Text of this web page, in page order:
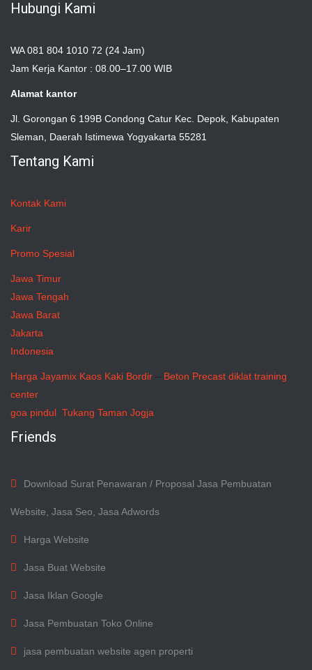
Hubungi Kami
WA 081 804 1010 72 (24 Jam)
Jam Kerja Kantor : 08.00–17.00 WIB
Alamat kantor
Jl. Gorongan 6 199B Condong Catur Kec. Depok, Kabupaten
Sleman, Daerah Istimewa Yogyakarta 55281
Tentang Kami
Kontak Kami
Karir
Promo Spesial
Jawa Timur
Jawa Tengah
Jawa Barat
Jakarta
Indonesia
Harga Jayamix Kaos Kaki Bordir – Beton Precast diklat training
center
goa pindul Tukang Taman Jogja
Friends
Download Surat Penawaran / Proposal Jasa Pembuatan
Website, Jasa Seo, Jasa Adwords
Harga Website
Jasa Buat Website
Jasa Iklan Google
Jasa Pembuatan Toko Online
jasa pembuatan website agen properti